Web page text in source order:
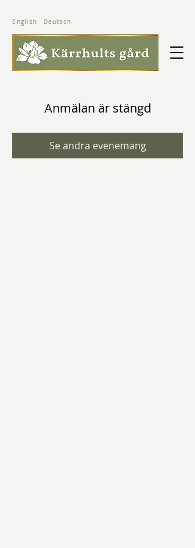
English Deutsch
Anmälan är stängd
Se andra evenemang